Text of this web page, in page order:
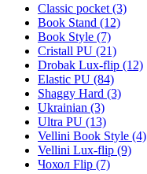
Classic pocket (3)
Book Stand (12)
Book Style (7)
Cristall PU (21)
Drobak Lux-flip (12)
Elastic PU (84)
Shaggy Hard (3)
Ukrainian (3)
Ultra PU (13)
Vellini Book Style (4)
Vellini Lux-flip (9)
Чохол Flip (7)